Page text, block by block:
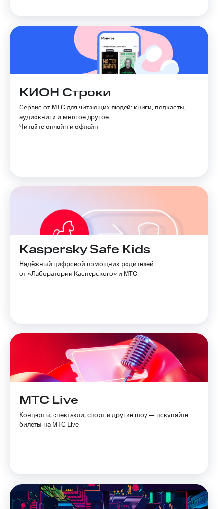
КИОН Строки
Сервис от МТС для читающих людей: книги, подкасты,
аудиокниги и многое другое.
Читайте онлайн и офлайн
Kaspersky Safe Kids
Надёжный цифровой помощник родителей
от «Лаборатории Касперского» и МТС
МТС Live
Концерты, спектакли, спорт и другие шоу — покупайте
билеты на МТС Live